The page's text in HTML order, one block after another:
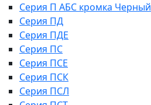
Серия П АБС кромка Черный
Серия ПД
Серия ПДЕ
Серия ПС
Серия ПСЕ
Серия ПСК
Серия ПСЛ